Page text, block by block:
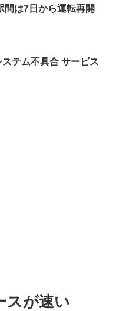
間は7日から運転再開
テム不具合 サービス
スが速い